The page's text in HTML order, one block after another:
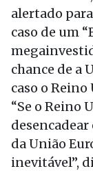
alertado
caso de um
chance de a
caso o
“Se o Reino
da União
inevitável”,